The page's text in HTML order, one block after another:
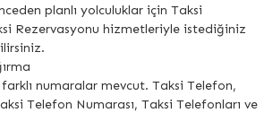
planlı yolculuklar için Taksi
Rezervasyonu hizmetleriyle istediğiniz
numaralar mevcut. Taksi Telefon,
Telefon Numarası, Taksi Telefonları ve